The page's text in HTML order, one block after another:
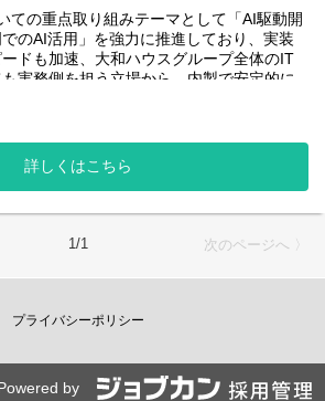
)
のIT・DXを推進する当社にて、自社やグ
の運用、保守、問い合わせ対応
ウスグループ全体＞
なりますが、売上好調かつDX推進の優先
最上流から変革を進めていくことが可能
ての重点取り組みテーマとして「AI駆動開
のAI活用」を強力に推進しており、実装
ドも加速、大和ハウスグループ全体のIT
実務側を担う立場から、内製で安定的に
可能なので、勤務地は北海道から沖縄ま
も働いていただけます。
～４回程度なので、入社後の勤務地は国
なく、月160時間の勤務で、午前５時～２
自由な時間に働いていただけます。業務
く時間を調整できるので、家事、育児、
です。社員が仕事をしやすい環境を整え
）を中心としたWebアプリケーシ
詳しくはこちら
1/1 次のページへ 〉
プライバシーポリシー
by